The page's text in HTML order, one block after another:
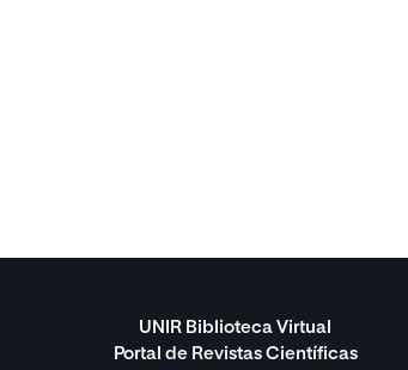
UNIR Biblioteca Virtual
Portal de Revistas Científicas